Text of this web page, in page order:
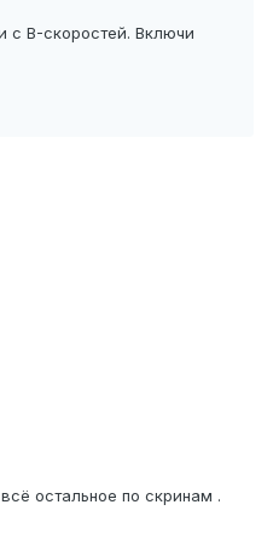
с B-скоростей. Включи
остальное по скринам .